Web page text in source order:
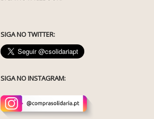
SIGA NO TWITTER:
SIGA NO INSTAGRAM: